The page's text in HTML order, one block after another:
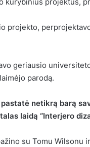
kūrybinius projektus,
projekto,
geriausio
parodą.
netikrą barą
laidą “Interjero
su Tomu